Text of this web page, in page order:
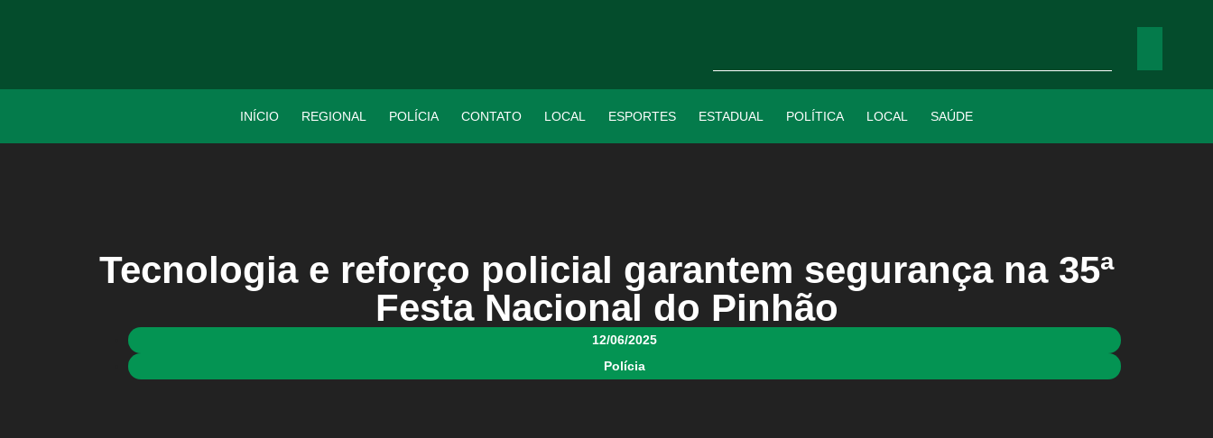
INÍCIO REGIONAL POLÍCIA CONTATO LOCAL ESPORTES ESTADUAL POLÍTICA LOCAL SAÚDE
Tecnologia e reforço policial garantem segurança na 35ª
Festa Nacional do Pinhão
12/06/2025
Polícia